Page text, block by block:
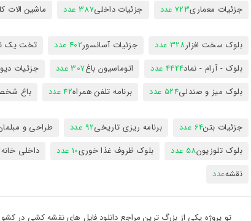
جزئیات معماری723 عدد جزئیات داخلی387 عدد ماشین الات
بلوک سخت افزار328 عدد جزئیات آسانسور402 عدد تخت یک
بلوک - آرام - نماد4424 عدد اتوماسیون باغ307 عدد جزئیات
بلوک میز و صندلی524 عدد برنامه تلفن همراه42 عدد باغ
جزئیات بتن64 عدد برنامه ریزی تاریخی92 عدد طراحی و
بلوک تلوزیون58 عدد بلوک ظروف غذا خوری10 عدد داخلی خانه
نقشهعدد